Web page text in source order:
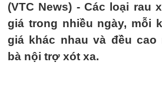
(VTC News) - Các loại rau
giá trong nhiều ngày, mỗi
giá khác nhau và đều cao
bà nội trợ xót xa.